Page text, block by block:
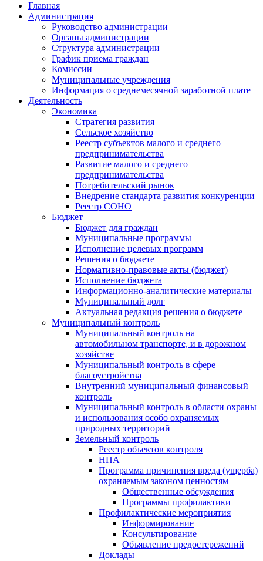
Главная
Администрация
Руководство администрации
Органы администрации
Структура администрации
График приема граждан
Комиссии
Муниципальные учреждения
Информация о среднемесячной заработной плате
Деятельность
Экономика
Стратегия развития
Сельское хозяйство
Реестр субъектов малого и среднего
предпринимательства
Развитие малого и среднего
предпринимательства
Потребительский рынок
Внедрение стандарта развития конкуренции
Реестр СОНО
Бюджет
Бюджет для граждан
Муниципальные программы
Исполнение целевых программ
Решения о бюджете
Нормативно-правовые акты (бюджет)
Исполнение бюджета
Информационно-аналитические материалы
Муниципальный долг
Актуальная редакция решения о бюджете
Муниципальный контроль
Муниципальный контроль на
автомобильном транспорте, и в дорожном
хозяйстве
Муниципальный контроль в сфере
благоустройства
Внутренний муниципальный финансовый
контроль
Муниципальный контроль в области охраны
и использования особо охраняемых
природных территорий
Земельный контроль
Реестр объектов контроля
НПА
Программа причинения вреда (ущерба)
охраняемым законом ценностям
Общественные обсуждения
Программы профилактики
Профилактические мероприятия
Информирование
Консультирование
Объявление предостережений
Доклады